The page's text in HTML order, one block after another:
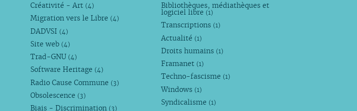
Créativité - Art (4)
Migration vers le Libre (4)
DADVSI (4)
Site web (4)
Trad-GNU (4)
Software Heritage (4)
Radio Cause Commune (3)
Obsolescence (3)
Biais - Discrimination (3)
Bibliothèques, médiathèques et
logiciel libre (1)
Transcriptions (1)
Actualité (1)
Droits humains (1)
Framanet (1)
Techno-fascisme (1)
Windows (1)
Syndicalisme (1)